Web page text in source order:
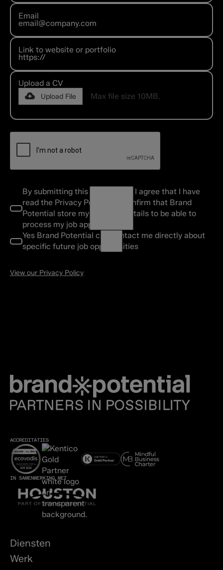
Email
Link to website or portfolio
Upload a CV
Upload File Max file size 10MB.
By submitting this application, I agree that I have
read the Privacy Policy and confirm that Brand
Potential store my personal details to be able to
process my job application.
Yes Brand Potential can contact me directly about
specific future job opportunities
View our Privacy Policy
ACCREDITATIES
IN SAMENWERKING MET
Diensten
Werk